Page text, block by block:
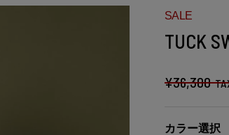
SALE
TUCK
¥36,300
カラー選択